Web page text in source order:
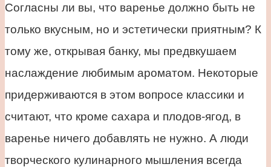
Согласны ли вы, что варенье должно быть не
только вкусным, но и эстетически приятным? К
тому же, открывая банку, мы предвкушаем
наслаждение любимым ароматом. Некоторые
придерживаются в этом вопросе классики и
считают, что кроме сахара и плодов-ягод, в
варенье ничего добавлять не нужно. А люди
творческого кулинарного мышления всегда